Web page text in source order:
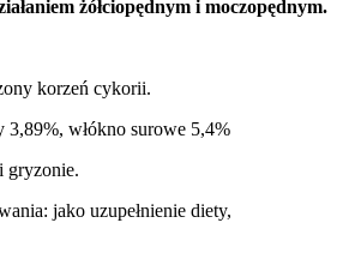
żółciopędnym i moczopędnym.
korzeń cykorii.
3,89%, włókno surowe 5,4%
gryzonie.
jako uzupełnienie diety,